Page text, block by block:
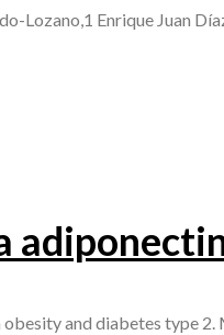
Lozano,1 Enrique Juan
obesity and diabetes type